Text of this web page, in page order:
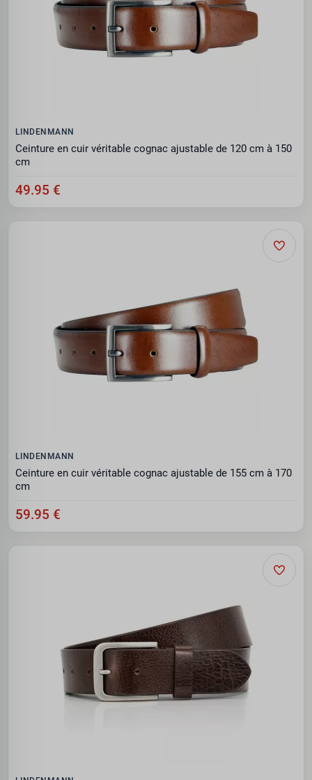
LINDENMANN
Ceinture en cuir véritable cognac ajustable de 120 cm à 150
cm
49.95 €
LINDENMANN
Ceinture en cuir véritable cognac ajustable de 155 cm à 170
cm
59.95 €